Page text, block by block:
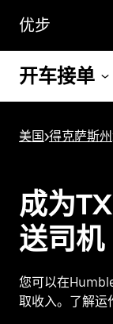
容
优步
开车接单
美国>得克萨斯州
成为
送司机
您可以在
取收入。了解运